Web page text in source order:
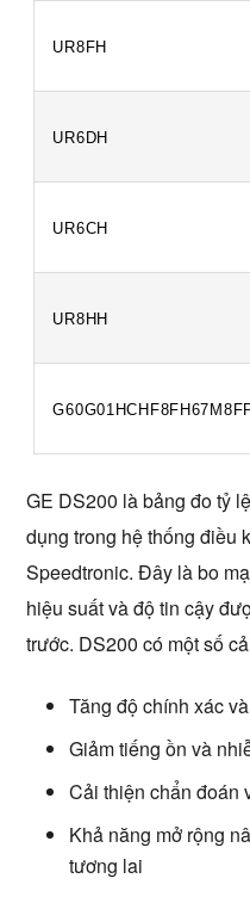
UR8FH
UR6DH
UR6CH
UR8HH
GE DS200 là bảng đo tỷ
dụng trong hệ thống điều
Speedtronic. Đây là bo
hiệu suất và độ tin cậy
trước. DS200 có một số
Tăng độ chính xác
Giảm tiếng ồn và
Cải thiện chẩn đoán
Khả năng mở rộng
tương lai